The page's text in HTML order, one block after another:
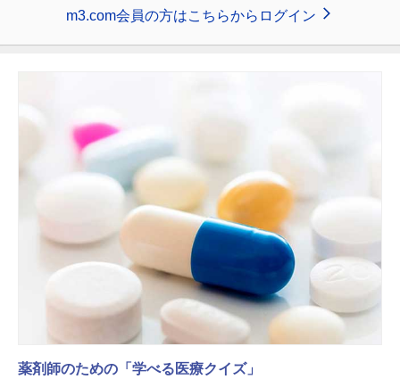
m3.com会員の方はこちらからログイン
薬剤師のための「学べる医療クイズ」